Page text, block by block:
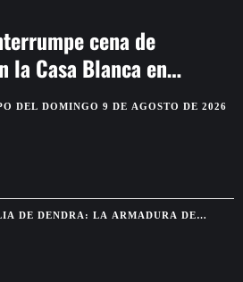
cena de
la Casa Blanca en
DEL DOMINGO 9 DE AGOSTO DE 2026
DE DENDRA: LA ARMADURA DE
REVELA CÓMO COMBATÍAN LOS
MICÉNICOS